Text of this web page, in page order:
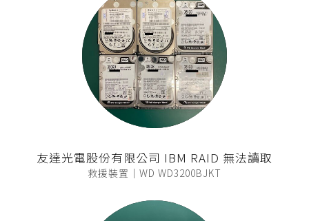
友達光電股份有限公司 IBM RAID 無法讀取
救援裝置｜WD WD3200BJKT